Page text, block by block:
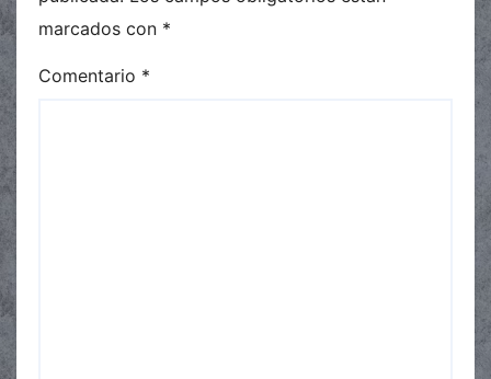
marcados con *
Comentario *